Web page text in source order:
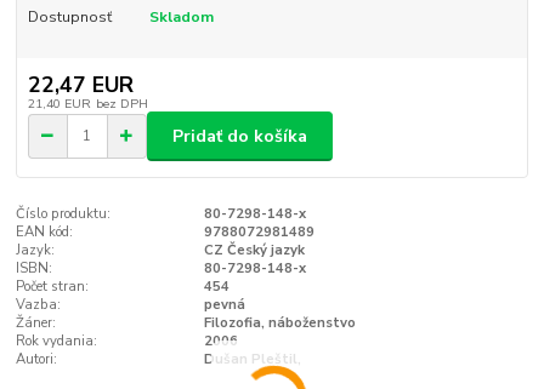
Dostupnosť Skladom
22,47 EUR
21,40 EUR bez DPH
Pridať do košíka
Číslo produktu:
80-7298-148-x
EAN kód:
9788072981489
Jazyk:
CZ Český jazyk
ISBN:
80-7298-148-x
Počet stran:
454
Vazba:
pevná
Žáner:
Filozofia, náboženstvo
Rok vydania:
2006
Autori:
Dušan Pleštil,